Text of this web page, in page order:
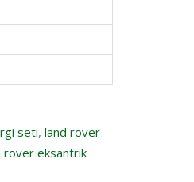
seti, land rover
rover eksantrik